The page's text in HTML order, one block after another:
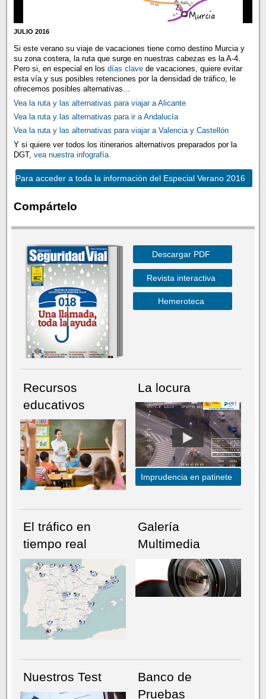
JULIO 2016
Si este verano su viaje de vacaciones tiene como destino Murcia y
su zona costera, la ruta que surge en nuestras cabezas es la A-4.
Pero si, en especial en los días clavede vacaciones, quiere evitar
esta vía y sus posibles retenciones por la densidad de tráfico, le
ofrecemos posibles alternativas...
Vea la ruta y las alternativas para viajar a Alicante
Vea la ruta y las alternativas para ir a Andalucía
Vea la ruta y las alternativas para viajar a Valencia y Castellón
Y si quiere ver todos los itinerarios alternativos preparados por la
DGT, vea nuestra infografía
Para acceder a toda la información del Especial Verano 2016
Compártelo
NÚMERO ACTUALHEMEROTECA
Descargar PDF
Revista interactiva
Hemeroteca
Recursos
educativos
La locura
Imprudencia en patinete
El tráfico en
tiempo real
Galería
Multimedia
Nuestros Test
Banco de
Pruebas